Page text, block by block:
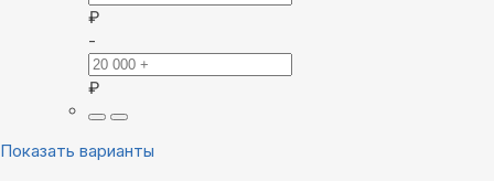
₽
-
₽
Показать варианты